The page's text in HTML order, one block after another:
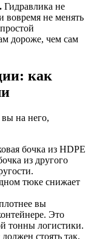
Гидравлика не
вовремя не менять
дороже, чем сам
как
вы на него,
бочка из HDPE
из другого
тюке снижает
вы
Это
тонны логистики.
стоять так,